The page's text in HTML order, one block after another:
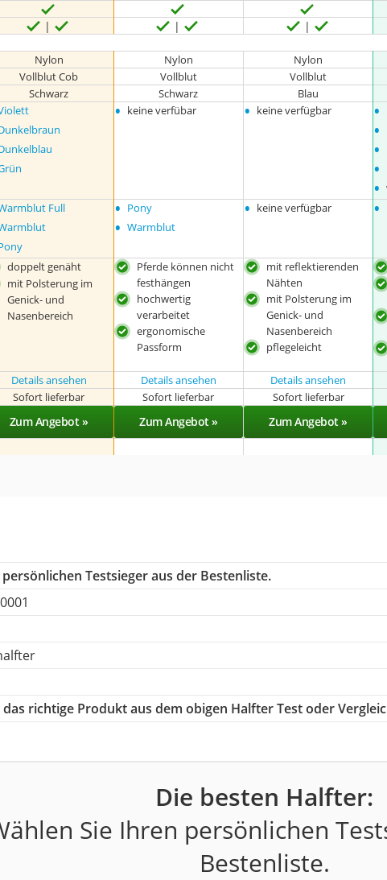
Nylon Nylon Nylon
Vollblut Cob Vollblut Vollblut
Schwarz Schwarz Blau
• keine verfübar • keine verfügbar •
•
•
•
•
Full • Pony
• Warmblut
• keine verfügbar •
doppelt genäht
mit Polsterung im
Genick- und
Nasenbereich
Pferde können nicht
festhängen
hochwertig
verarbeitet
ergonomische
Passform
mit reflektierenden
Nähten
mit Polsterung im
Genick- und
Nasenbereich
pflegeleicht
Details ansehen Details ansehen Details ansehen
Sofort lieferbar Sofort lieferbar Sofort lieferbar
Zum Angebot » Zum Angebot » Zum Angebot »
Testsieger aus der Bestenliste.
das richtige Produkt aus dem obigen Halfter Test oder
Die besten Halfter:
Sie Ihren persönlichen
Bestenliste.